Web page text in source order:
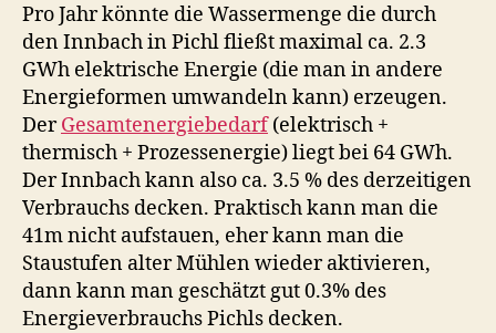
Pro Jahr könnte die Wassermenge die durch
den Innbach in Pichl fließt maximal ca. 2.3
GWh elektrische Energie (die man in andere
Energieformen umwandeln kann) erzeugen.
DerGesamtenergiebedarf(elektrisch +
thermisch + Prozessenergie) liegt bei 64 GWh.
Der Innbach kann also ca. 3.5 % des derzeitigen
Verbrauchs decken. Praktisch kann man die
41m nicht aufstauen, eher kann man die
Staustufen alter Mühlen wieder aktivieren,
dann kann man geschätzt gut 0.3% des
Energieverbrauchs Pichls decken.